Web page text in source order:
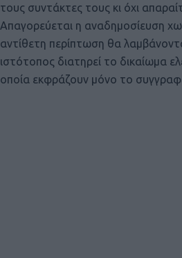
τους συντάκτες τους κι όχι
Απαγορεύεται η αναδημοσίευση
αντίθετη περίπτωση θα
ιστότοπος διατηρεί το δικαίωμα
οποία εκφράζουν μόνο το